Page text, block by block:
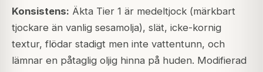
Konsistens: Äkta Tier 1 är medeltjock (märkbart
tjockare än vanlig sesamolja), slät, icke-kornig
textur, flödar stadigt men inte vattentunn, och
lämnar en påtaglig oljig hinna på huden. Modifierad